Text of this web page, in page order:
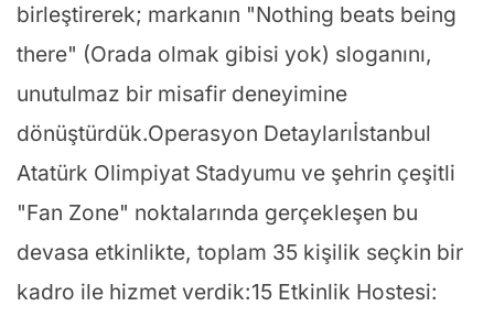
birleştirerek; markanın "Nothing beats being
there" (Orada olmak gibisi yok) sloganını,
unutulmaz bir misafir deneyimine
dönüştürdük.Operasyon Detaylarıİstanbul
Atatürk Olimpiyat Stadyumu ve şehrin çeşitli
"Fan Zone" noktalarında gerçekleşen bu
devasa etkinlikte, toplam 35 kişilik seçkin bir
kadro ile hizmet verdik:15 Etkinlik Hostesi: